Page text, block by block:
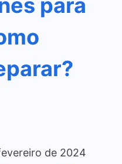
para
de 2024